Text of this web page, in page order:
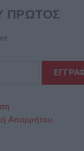
ΠΡΩΤΟΣ
Απορρήτου